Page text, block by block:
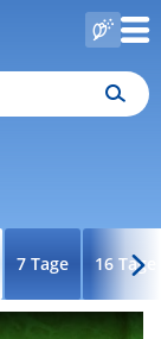
7 Tage 16 Tage